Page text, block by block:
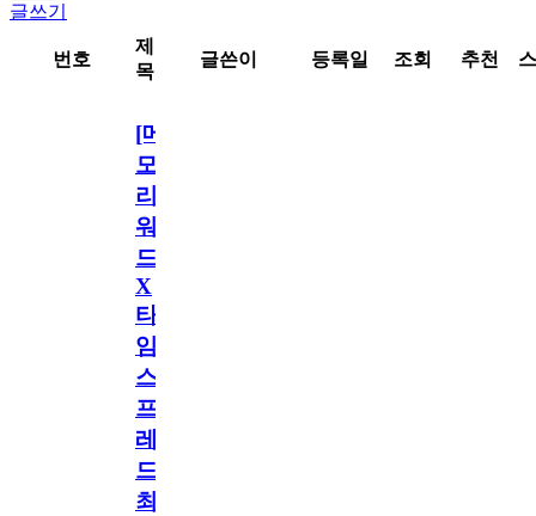
글쓰기
번호
제
목
글쓴이 등록일 조회 추천
[메
모
리
워
드
X
타
임
스
프
레
드]
최